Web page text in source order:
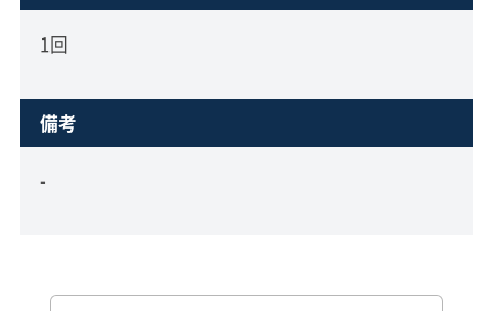
1回
備考
-